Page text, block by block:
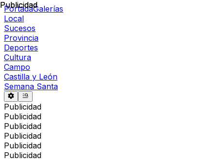
PortadaGalerías
Local
Sucesos
Provincia
Deportes
Cultura
Campo
Castilla y León
Semana Santa
Publicidad
Publicidad
Publicidad
Publicidad
Publicidad
Publicidad
Publicidad
Publicidad